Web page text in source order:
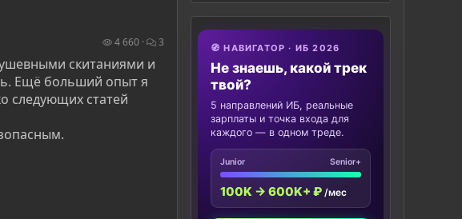
4 660 3
скитаниями и
Ещё больший опыт я
следующих статей
🧭 НАВИГАТОР · ИБ 2026
Не знаешь, какой трек
твой?
5 направлений ИБ, реальные
зарплаты и точка входа для
каждого — в одном треде.
Junior Senior+
100K → 600K+ ₽ /мес